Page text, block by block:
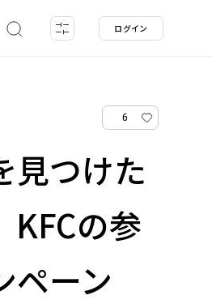
ログイン
6
見つけた
の参
ペーン